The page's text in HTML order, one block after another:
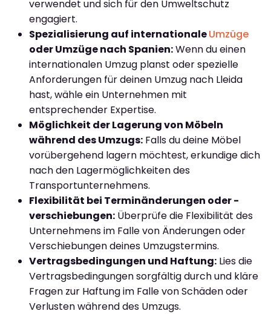
verwendet und sich für den Umweltschutz
engagiert.
Spezialisierung auf internationaleUmzüge
oder Umzüge nach Spanien:Wenn du einen
internationalen Umzug planst oder spezielle
Anforderungen für deinen Umzug nach Lleida
hast, wähle ein Unternehmen mit
entsprechender Expertise.
Möglichkeit der Lagerung von Möbeln
während des Umzugs: Falls du deine Möbel
vorübergehend lagern möchtest, erkundige dich
nach den Lagermöglichkeiten des
Transportunternehmens.
Flexibilität bei Terminänderungen oder -
verschiebungen: Überprüfe die Flexibilität des
Unternehmens im Falle von Änderungen oder
Verschiebungen deines Umzugstermins.
Vertragsbedingungen und Haftung: Lies die
Vertragsbedingungen sorgfältig durch und kläre
Fragen zur Haftung im Falle von Schäden oder
Verlusten während des Umzugs.